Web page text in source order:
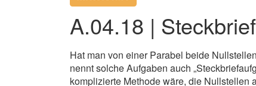
A.04.18 |
Hat man von einer Parabel beide
nennt solche Aufgaben auch
komplizierte Methode wäre, die Nullstellen